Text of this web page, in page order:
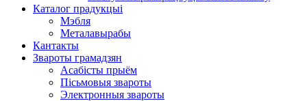
Каталог прадукцыі
Мэбля
Металавырабы
Кантакты
Звароты грамадзян
Асабісты прыём
Пісьмовыя звароты
Электронныя звароты